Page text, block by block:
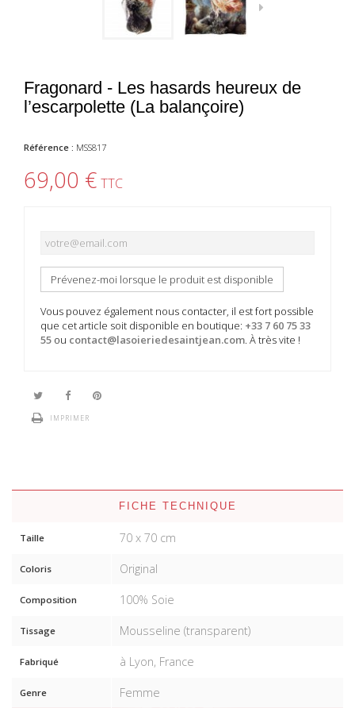
Fragonard - Les hasards heureux de
l’escarpolette (La balançoire)
Référence : MSS817
69,00 € TTC
Prévenez-moi lorsque le produit est disponible
Vous pouvez également nous contacter, il est fort possible
que cet article soit disponible en boutique: +33 7 60 75 33
55 ou contact@lasoieriedesaintjean.com. À très vite !
IMPRIMER
FICHE TECHNIQUE
Taille 70 x 70 cm
Coloris Original
Composition 100% Soie
Tissage Mousseline (transparent)
Fabriqué à Lyon, France
Genre Femme